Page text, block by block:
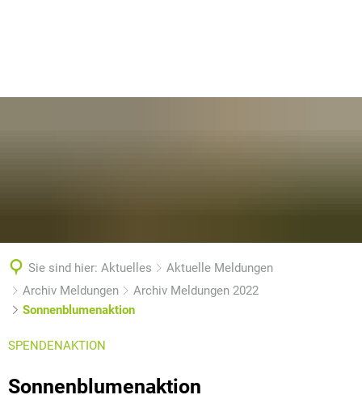
Sie sind hier: Aktuelles
Aktuelle Meldungen
Archiv Meldungen
Archiv Meldungen 2022
Sonnenblumenaktion
SPENDENAKTION
Sonnenblumenaktion